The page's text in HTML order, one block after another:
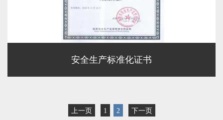
安全生产标准化证书
上一页 1 2 下一页